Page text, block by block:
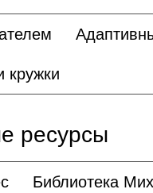
кружки
ресурсы
Библиотека